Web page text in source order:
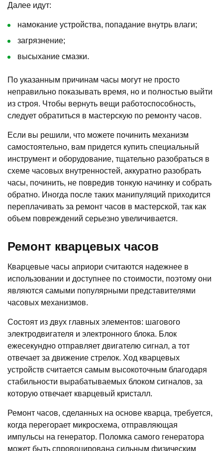
Далее идут:
намокание устройства, попадание внутрь влаги;
загрязнение;
высыхание смазки.
По указанным причинам часы могут не просто
неправильно показывать время, но и полностью выйти
из строя. Чтобы вернуть вещи работоспособность,
следует обратиться в мастерскую по ремонту часов.
Если вы решили, что можете починить механизм
самостоятельно, вам придется купить специальный
инструмент и оборудование, тщательно разобраться в
схеме часовых внутренностей, аккуратно разобрать
часы, починить, не повредив тонкую начинку и собрать
обратно. Иногда после таких манипуляций приходится
переплачивать за ремонт часов в мастерской, так как
объем повреждений серьезно увеличивается.
Ремонт кварцевых часов
Кварцевые часы априори считаются надежнее в
использовании и доступнее по стоимости, поэтому они
являются самыми популярными представителями
часовых механизмов.
Состоят из двух главных элементов: шагового
электродвигателя и электронного блока. Блок
ежесекундно отправляет двигателю сигнал, а тот
отвечает за движение стрелок. Ход кварцевых
устройств считается самым высокоточным благодаря
стабильности вырабатываемых блоком сигналов, за
которую отвечает кварцевый кристалл.
Ремонт часов, сделанных на основе кварца, требуется,
когда перегорает микросхема, отправляющая
импульсы на генератор. Поломка самого генератора
может быть спровоцирована сильным физическим